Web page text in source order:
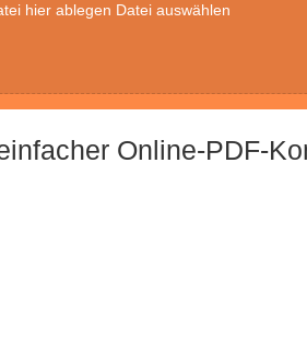
hier ablegen Datei auswählen
Online-PDF-